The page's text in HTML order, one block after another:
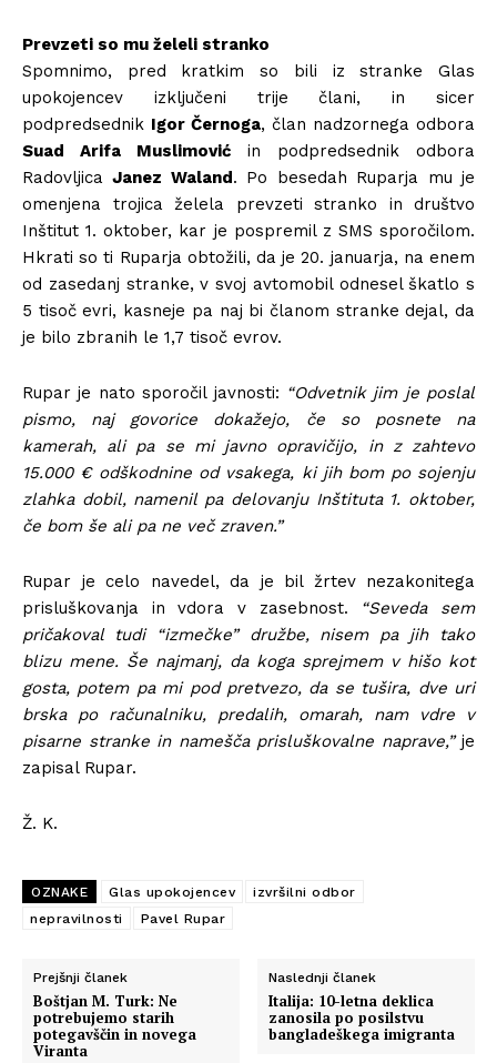
Prevzeti so mu želeli stranko
Spomnimo, pred kratkim so bili iz stranke Glas
upokojencev izključeni trije člani, in sicer
podpredsednik Igor Černoga, član nadzornega odbora
Suad Arifa Muslimović in podpredsednik odbora
RadovljicaJanez Waland. Po besedah Ruparja mu je
omenjena trojica želela prevzeti stranko in društvo
Inštitut 1. oktober, kar je pospremil z SMS sporočilom.
Hkrati so ti Ruparja obtožili, da je 20. januarja, na enem
od zasedanj stranke, v svoj avtomobil odnesel škatlo s
5 tisoč evri, kasneje pa naj bi članom stranke dejal, da
je bilo zbranih le 1,7 tisoč evrov.
Rupar je nato sporočil javnosti: “Odvetnik jim je poslal
pismo, naj govorice dokažejo, če so posnete na
kamerah, ali pa se mi javno opravičijo, in z zahtevo
15.000 € odškodnine od vsakega, ki jih bom po sojenju
zlahka dobil, namenil pa delovanju Inštituta 1. oktober,
če bom še ali pa ne več zraven.”
Rupar je celo navedel, da je bil žrtev nezakonitega
prisluškovanja in vdora v zasebnost. “Seveda sem
pričakoval tudi “izmečke” družbe, nisem pa jih tako
blizu mene. Še najmanj, da koga sprejmem v hišo kot
gosta, potem pa mi pod pretvezo, da se tušira, dve uri
brska po računalniku, predalih, omarah, nam vdre v
pisarne stranke in namešča prisluškovalne naprave,” je
zapisal Rupar.
Ž. K.
OZNAKE Glas upokojencev
izvršilni odbor
nepravilnosti
Pavel Rupar
Prejšnji članek
Boštjan M. Turk: Ne
potrebujemo starih
potegavščin in novega
Viranta
Naslednji članek
Italija: 10-letna deklica
zanosila po posilstvu
bangladeškega imigranta